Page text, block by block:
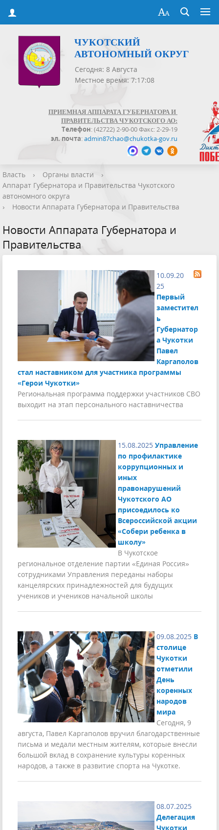
ЧУКОТСКИЙ
АВТОНОМНЫЙ ОКРУГ
Сегодня: 8 Августа
Местное время: 7:17:09
ПРИЕМНАЯ АППАРАТА ГУБЕРНАТОРА И
ПРАВИТЕЛЬСТВА ЧУКОТСКОГО АО:
Телефон: (42722) 2-90-00 Факс: 2-29-19
эл. почта:admin87chao@chukotka-gov.ru
Власть › Органы власти
›
Аппарат Губернатора и Правительства Чукотского
автономного округа
›
Новости Аппарата Губернатора и Правительства
Новости Аппарата Губернатора и
Правительства
10.09.20
25
Первый
заместител
ь
Губернатор
а Чукотки
Павел
Каргаполов
стал наставником для участника программы
«Герои Чукотки»
Региональная программа поддержки участников СВО
выходит на этап персонального наставничества
15.08.2025 Управление
по профилактике
коррупционных и
иных
правонарушений
Чукотского АО
присоедилось ко
Всероссийской акции
«Собери ребенка в
школу»
В Чукотское
региональное отделение партии «Единая Россия»
сотрудниками Управления переданы наборы
канцелярских принадлежностей для будущих
учеников и учеников начальной школы
09.08.2025 В
столице
Чукотки
отметили
День
коренных
народов
мира
Сегодня, 9
августа, Павел Каргаполов вручил благодарственные
письма и медали местным жителям, которые внесли
большой вклад в сохранение культуры коренных
народов, а также в развитие спорта на Чукотке.
08.07.2025
Делегация
Чукотки